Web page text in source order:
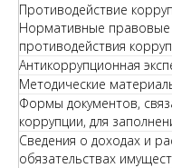
Противодействие
Нормативные
противодействия
Антикоррупционная
Методические
Формы документов,
коррупции, для
Сведения о доходах и
обязательствах